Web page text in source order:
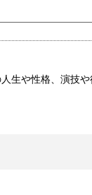
生や性格、演技